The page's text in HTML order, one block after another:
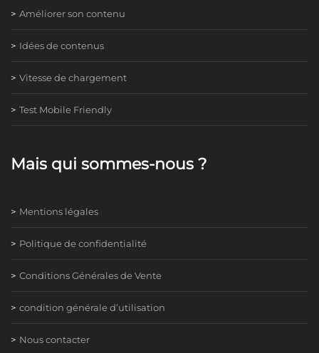
Améliorer son contenu
Idées de contenus
Vitesse de chargement
Test Mobile Friendly
Mais qui sommes-nous ?
Mentions légales
Politique de confidentialité
Conditions Générales de Vente
condition générale d’utilisation
Nous contacter